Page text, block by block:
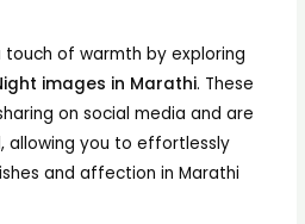
of warmth by exploring
images in Marathi. These
on social media and are
allowing you to effortlessly
and affection in Marathi